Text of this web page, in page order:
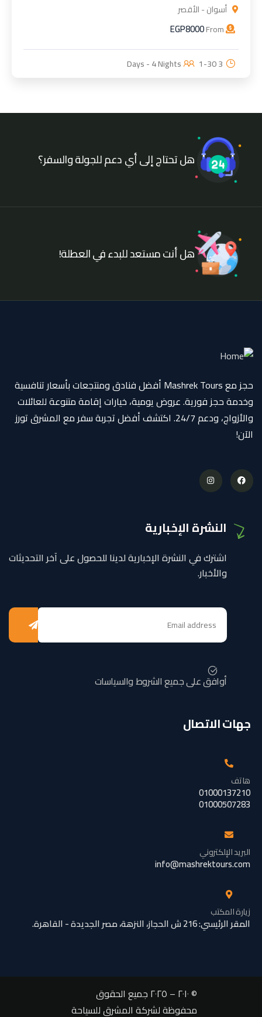
أسوان - الأقصر
EGP8000
3 Days - 4 Nights
1-30
هل تحتاج إلى أي دعم للجولة والسفر؟
هل أنت مستعد للبدء في العطلة!
حجز مع Mashrek Tours أفضل فنادق ومنتجعات بأسعار تنافسية
وخدمة حجز فورية. عروض يومية، خيارات إقامة متنوعة للعائلات
والأزواج، ودعم 24/7. اكتشف أفضل تجربة سفر مع المشرق تورز
الآن!
النشرة الإخبارية
اشترك في النشرة الإخبارية لدينا للحصول على آخر التحديثات
والأخبار.
أوافق على جميع الشروط والسياسات
جهات الاتصال
هاتف
01000137210
01000507283
البريد الإلكتروني
info@mashrektours.com
زيارة المكتب
المقر الرئيسي: 216 ش الحجاز، النزهة، مصر الجديدة - القاهرة.
© ٢٠١٠ – ٢٠٢٥ جميع الحقوق
محفوظة لشركة المشرق للسياحة